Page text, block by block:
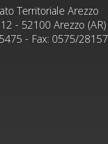
Territoriale Arezzo
- 52100 Arezzo (AR)
- Fax: 0575/28157